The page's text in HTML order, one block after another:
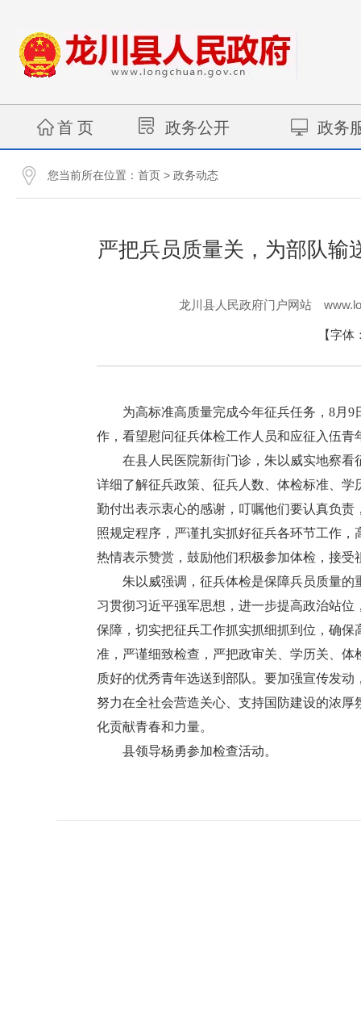
首 页 政务公开 政务
您当前所在位置： 首页 > 政务动态
严把兵员质量关，为部队输
龙川县人民政府门户网站
【字体
为高标准高质量完成今年征兵任务，8月9
作，看望慰问征兵体检工作人员和应征入伍青
在县人民医院新街门诊，朱以威实地察看
详细了解征兵政策、征兵人数、体检标准、
勤付出表示衷心的感谢，叮嘱他们要认真负
照规定程序，严谨扎实抓好征兵各环节工作
热情表示赞赏，鼓励他们积极参加体检，接
朱以威强调，征兵体检是保障兵员质量的
习贯彻习近平强军思想，进一步提高政治站
保障，切实把征兵工作抓实抓细抓到位，确
准，严谨细致检查，严把政审关、学历关、
质好的优秀青年选送到部队。要加强宣传发
努力在全社会营造关心、支持国防建设的浓
化贡献青春和力量。
县领导杨勇参加检查活动。